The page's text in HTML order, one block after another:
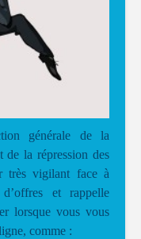
générale de la
de la répression des
très vigilant face à
et rappelle
lorsque vous vous
comme :